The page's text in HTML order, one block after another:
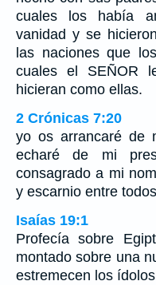
cuales los había
vanidad y se
las naciones que
cuales el SEÑOR
hicieran como ellas.
2 Crónicas 7:20
yo os arrancaré de
echaré de mi
consagrado a mi
y escarnio entre
Isaías 19:1
Profecía sobre
montado sobre una
estremecen los